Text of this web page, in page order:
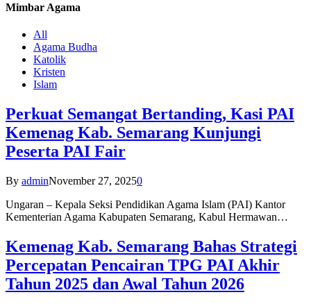
Mimbar Agama
All
Agama Budha
Katolik
Kristen
Islam
Perkuat Semangat Bertanding, Kasi PAI
Kemenag Kab. Semarang Kunjungi
Peserta PAI Fair
By adminNovember 27, 20250
Ungaran – Kepala Seksi Pendidikan Agama Islam (PAI) Kantor
Kementerian Agama Kabupaten Semarang, Kabul Hermawan…
Kemenag Kab. Semarang Bahas Strategi
Percepatan Pencairan TPG PAI Akhir
Tahun 2025 dan Awal Tahun 2026